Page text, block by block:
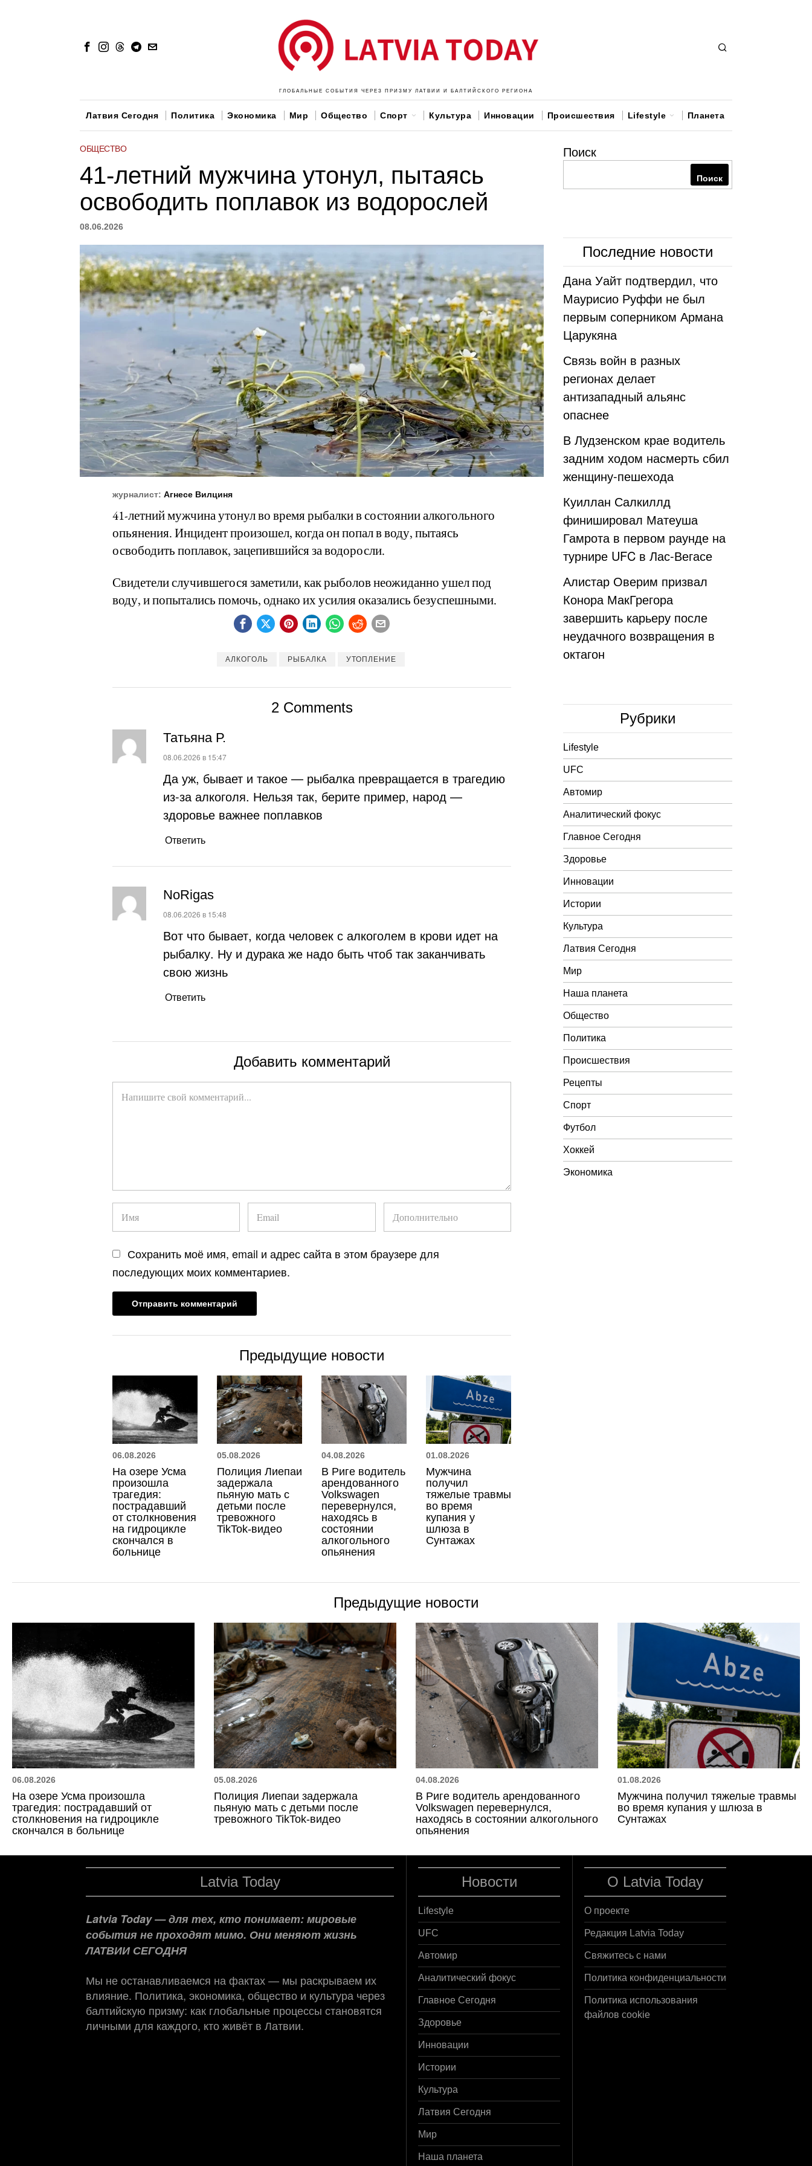
ГЛОБАЛЬНЫЕ СОБЫТИЯ ЧЕРЕЗ ПРИЗМУ ЛАТВИИ И БАЛТИЙСКОГО РЕГИОНА
Латвия Сегодня Политика Экономика Мир Общество Спорт Культура Инновации Происшествия Lifestyle Планета
ОБЩЕСТВО
41-летний мужчина утонул, пытаясь
освободить поплавок из водорослей
08.06.2026
журналист: Агнесе Вилциня
41-летний мужчина утонул во время рыбалки в состоянии алкогольного
опьянения. Инцидент произошел, когда он попал в воду, пытаясь
освободить поплавок, зацепившийся за водоросли.
Свидетели случившегося заметили, как рыболов неожиданно ушел под
воду, и попытались помочь, однако их усилия оказались безуспешными.
АЛКОГОЛЬ РЫБАЛКА УТОПЛЕНИЕ
2 Comments
Татьяна Р.
:
08.06.2026 в 15:47
Да уж, бывает и такое — рыбалка превращается в трагедию
из-за алкоголя. Нельзя так, берите пример, народ —
здоровье важнее поплавков
Ответить
NoRigas
:
08.06.2026 в 15:48
Вот что бывает, когда человек с алкоголем в крови идет на
рыбалку. Ну и дурака же надо быть чтоб так заканчивать
свою жизнь
Ответить
Добавить комментарий
Сохранить моё имя, email и адрес сайта в этом браузере для
последующих моих комментариев.
Предыдущие новости
06.08.2026
На озере Усма
произошла
трагедия:
пострадавший
от столкновения
на гидроцикле
скончался в
больнице
05.08.2026
Полиция Лиепаи
задержала
пьяную мать с
детьми после
тревожного
TikTok-видео
04.08.2026
В Риге водитель
арендованного
Volkswagen
перевернулся,
находясь в
состоянии
алкогольного
опьянения
01.08.2026
Мужчина
получил
тяжелые травмы
во время
купания у
шлюза в
Сунтажах
Поиск
Поиск
Последние новости
Дана Уайт подтвердил, что
Маурисио Руффи не был
первым соперником Армана
Царукяна
Связь войн в разных
регионах делает
антизападный альянс
опаснее
В Лудзенском крае водитель
задним ходом насмерть сбил
женщину-пешехода
Куиллан Салкиллд
финишировал Матеуша
Гамрота в первом раунде на
турнире UFC в Лас-Вегасе
Алистар Оверим призвал
Конора МакГрегора
завершить карьеру после
неудачного возвращения в
октагон
Рубрики
Lifestyle
UFC
Автомир
Аналитический фокус
Главное Сегодня
Здоровье
Инновации
Истории
Культура
Латвия Сегодня
Мир
Наша планета
Общество
Политика
Происшествия
Рецепты
Спорт
Футбол
Хоккей
Экономика
Предыдущие новости
06.08.2026
На озере Усма произошла
трагедия: пострадавший от
столкновения на гидроцикле
скончался в больнице
05.08.2026
Полиция Лиепаи задержала
пьяную мать с детьми после
тревожного TikTok-видео
04.08.2026
В Риге водитель арендованного
Volkswagen перевернулся,
находясь в состоянии алкогольного
опьянения
01.08.2026
Мужчина получил тяжелые травмы
во время купания у шлюза в
Сунтажах
Latvia Today
Latvia Today — для тех, кто понимает: мировые
события не проходят мимо. Они меняют жизнь
ЛАТВИИ СЕГОДНЯ
Мы не останавливаемся на фактах — мы раскрываем их
влияние. Политика, экономика, общество и культура через
балтийскую призму: как глобальные процессы становятся
личными для каждого, кто живёт в Латвии.
Новости
Lifestyle
UFC
Автомир
Аналитический фокус
Главное Сегодня
Здоровье
Инновации
Истории
Культура
Латвия Сегодня
Мир
Наша планета
О Latvia Today
О проекте
Редакция Latvia Today
Свяжитесь с нами
Политика конфиденциальности
Политика использования
файлов cookie